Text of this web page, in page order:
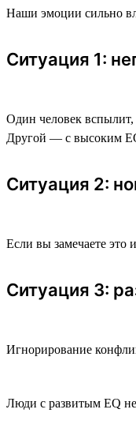
Наши эмоции сильно
Ситуация 1:
Один человек вспылит,
Другой — с высоким
Ситуация 2:
Если вы замечаете это
Ситуация 3:
Игнорирование
Люди с развитым EQ не